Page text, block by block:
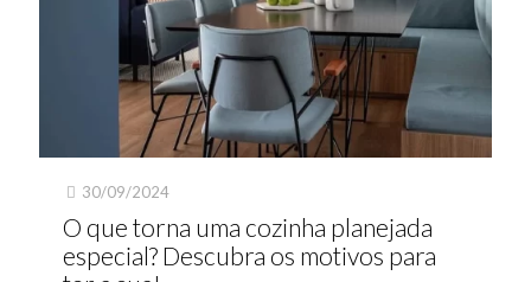
30/09/2024
O que torna uma cozinha planejada
especial? Descubra os motivos para